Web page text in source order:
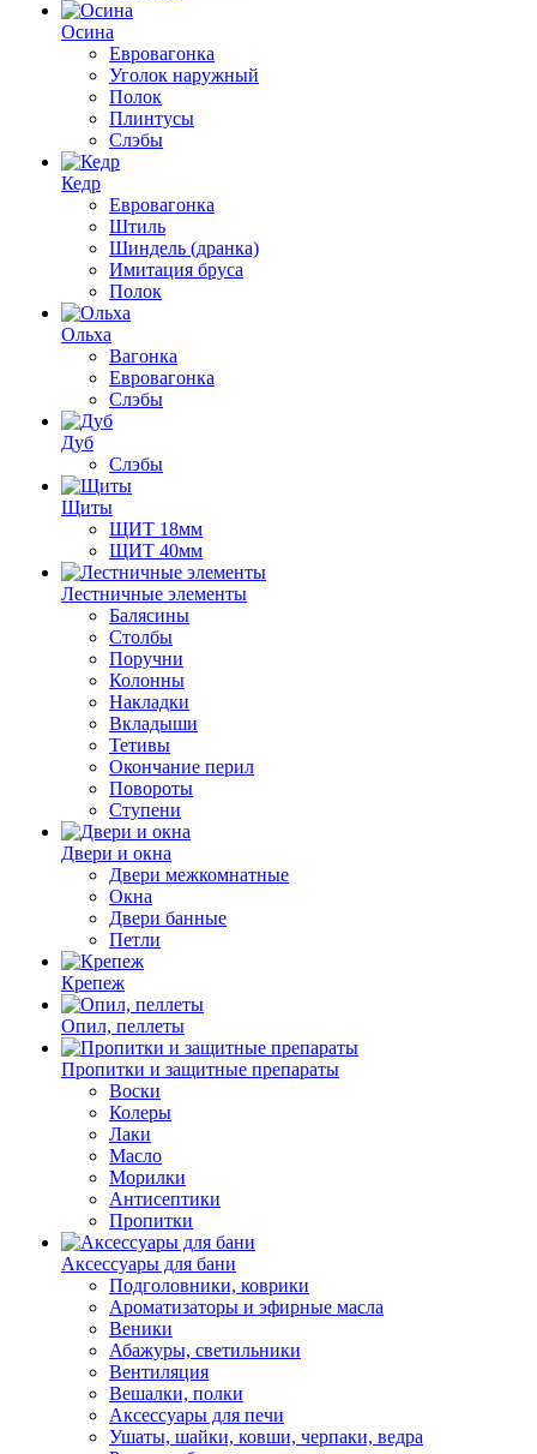
Осина
Евровагонка
Уголок наружный
Полок
Плинтусы
Слэбы
Кедр
Евровагонка
Штиль
Шиндель (дранка)
Имитация бруса
Полок
Ольха
Вагонка
Евровагонка
Слэбы
Дуб
Слэбы
Щиты
ЩИТ 18мм
ЩИТ 40мм
Лестничные элементы
Балясины
Столбы
Поручни
Колонны
Накладки
Вкладыши
Тетивы
Окончание перил
Повороты
Ступени
Двери и окна
Двери межкомнатные
Окна
Двери банные
Петли
Крепеж
Опил, пеллеты
Пропитки и защитные препараты
Воски
Колеры
Лаки
Масло
Морилки
Антисептики
Пропитки
Аксессуары для бани
Подголовники, коврики
Ароматизаторы и эфирные масла
Веники
Абажуры, светильники
Вентиляция
Вешалки, полки
Аксессуары для печи
Ушаты, шайки, ковши, черпаки, ведра